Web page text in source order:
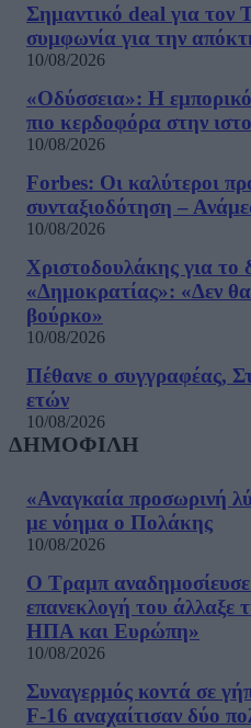
Σημαντικό deal για τον
συμφωνία για την
10/08/2026
«Οδύσσεια»: Η
πιο κερδοφόρα στην
10/08/2026
Forbes: Οι καλύτεροι
συνταξιοδότηση –
10/08/2026
Χριστοδουλάκης για το
«Δημοκρατίας»: «Δεν
βούρκο»
10/08/2026
Πέθανε ο συγγραφέας,
ετών
10/08/2026
ΔΗΜΟΦΙΛΗ
«Αναγκαία προσωρινή
με νόημα ο Πολάκης
10/08/2026
Ο Τραμπ
επανεκλογή του άλλαξε
ΗΠΑ και Ευρώπη»
10/08/2026
Συναγερμός κοντά σε
F-16 αναχαίτισαν δύο